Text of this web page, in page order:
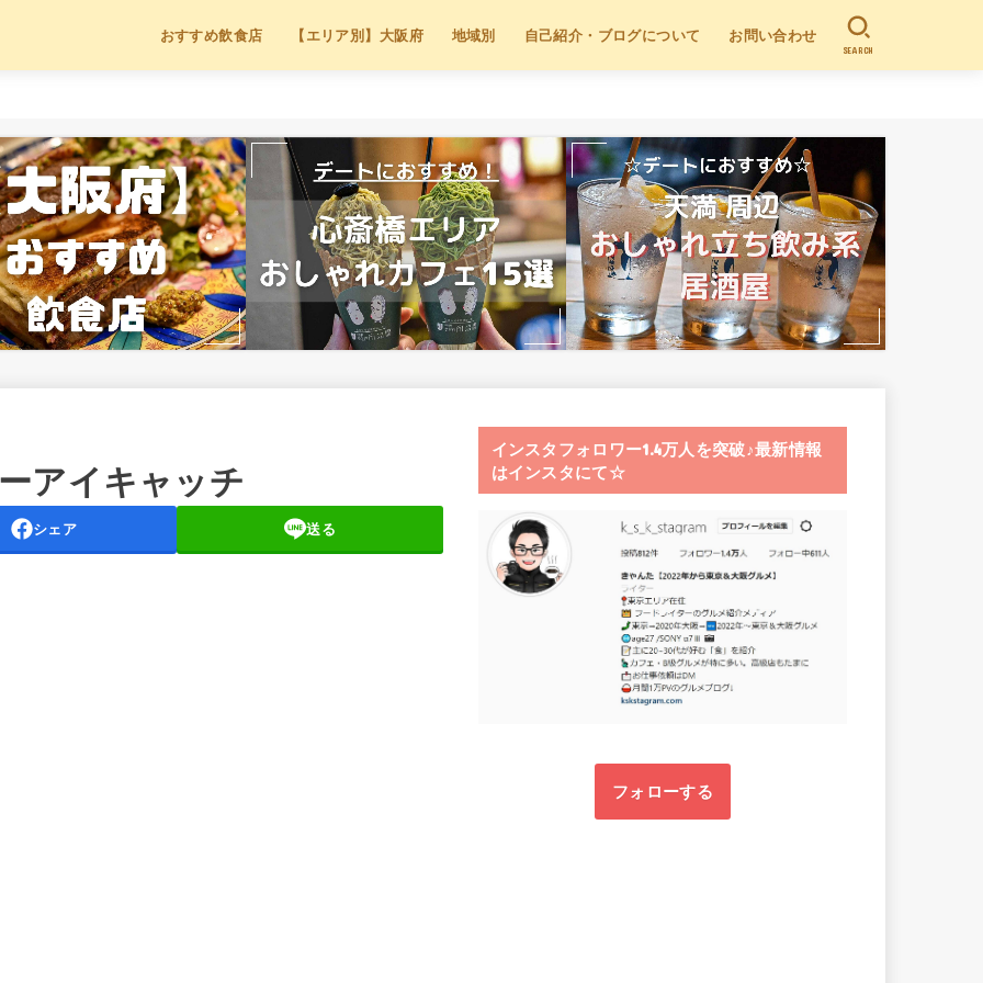
おすすめ飲食店 【エリア別】大阪府 地域別 自己紹介・ブログについて お問い合わせ
SEARCH
アイキャッチ
シェア 送る
インスタフォロワー1.4万人を突破♪最新情報
はインスタにて☆
フォローする